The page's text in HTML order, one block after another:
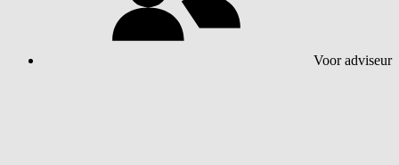
Voor adviseur